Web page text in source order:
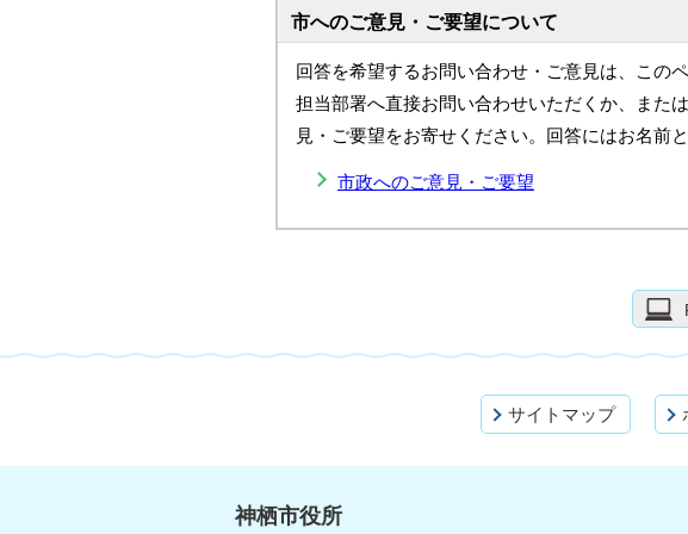
市へのご意見・ご要望について
回答を希望するお問い合わせ・ご意見は、この
担当部署へ直接お問い合わせいただくか、また
見・ご要望をお寄せください。回答にはお名前
市政へのご意見・ご要望
サイトマップ
神栖市役所